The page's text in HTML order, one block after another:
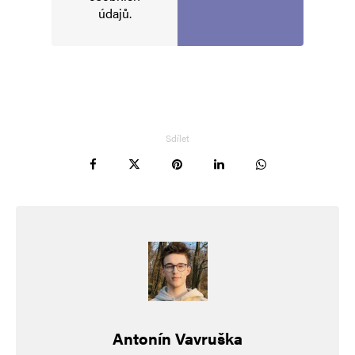
údajů.
Sdílet
Antonín Vavruška